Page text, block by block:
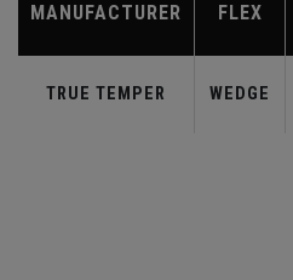
MANUFACTURER FLEX
TRUE TEMPER WEDGE